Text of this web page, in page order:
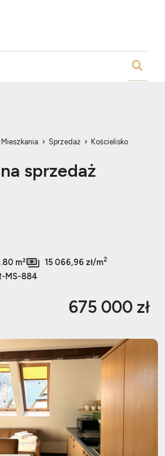
Mieszkania Sprzedaż Kościelisko
sprzedaż
m² 15 066,96 zł/m2
MS-884
675 000 zł